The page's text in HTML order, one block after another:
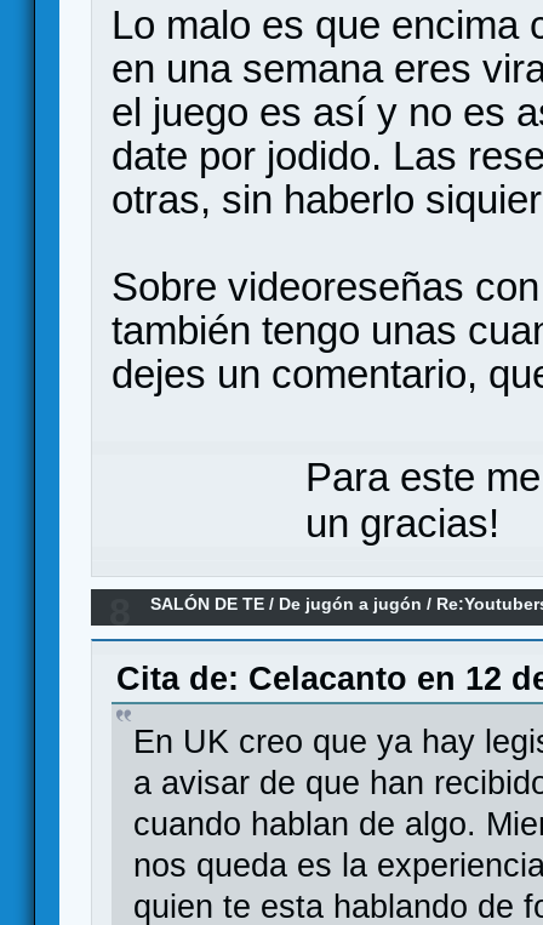
Lo malo es que encima
en una semana eres
el juego es así y no es
date por jodido. Las
otras, sin haberlo
Sobre videoreseñas
también tengo unas
dejes un comentario,
Para este
un gracias!
SALÓN DE TE / De jugón a jugón /
Cita de: Celacanto en 12
En UK creo que ya hay
a avisar de que han
cuando hablan de algo.
nos queda es la
quien te esta hablando de